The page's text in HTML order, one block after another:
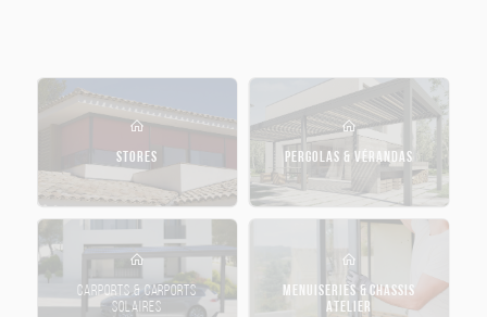
STORES PERGOLAS & VÉRANDAS
CARPORTS & CARPORTS
SOLAIRES
MENUISERIES & CHASSIS
ATELIER